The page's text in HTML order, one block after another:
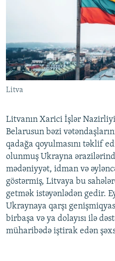
Litva
Litvanın Xarici İşlər
Belarusun bəzi
qadağa qoyulmasını təklif
olunmuş Ukrayna
mədəniyyət, idman və
göstərmiş, Litvaya bu
getmək istəyənlədən gedir.
Ukraynaya qarşı
birbaşa və ya dolayısı ilə
müharibədə iştirak edən